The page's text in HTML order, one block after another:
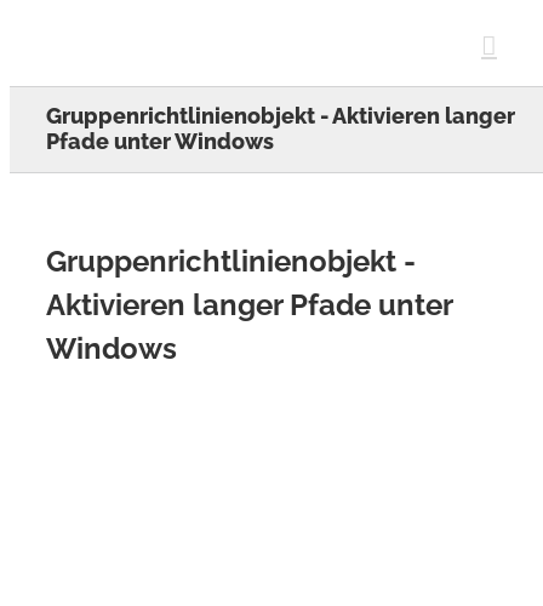
Gruppenrichtlinienobjekt - Aktivieren langer
Pfade unter Windows
Gruppenrichtlinienobjekt -
Aktivieren langer Pfade unter
Windows